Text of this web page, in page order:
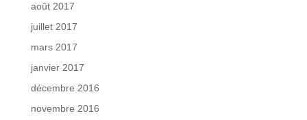
août 2017
juillet 2017
mars 2017
janvier 2017
décembre 2016
novembre 2016